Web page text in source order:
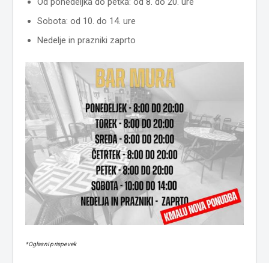
Sobota: od 10. do 14. ure
Nedelje in prazniki zaprto
*Oglasni prispevek